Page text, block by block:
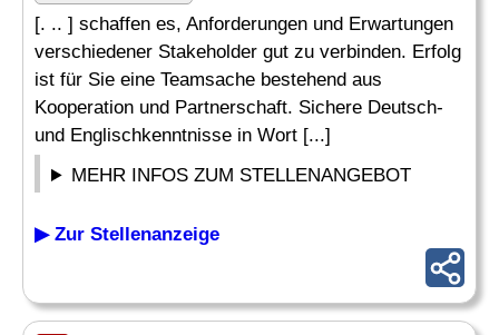
[. .. ] schaffen es, Anforderungen und Erwartungen
verschiedener Stakeholder gut zu verbinden. Erfolg
ist für Sie eine Teamsache bestehend aus
Kooperation und Partnerschaft. Sichere Deutsch-
und Englischkenntnisse in Wort [...]
MEHR INFOS ZUM STELLENANGEBOT
▶ Zur Stellenanzeige